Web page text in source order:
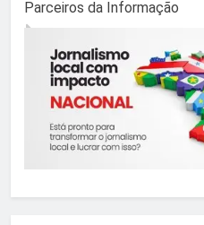
Parceiros da Informação